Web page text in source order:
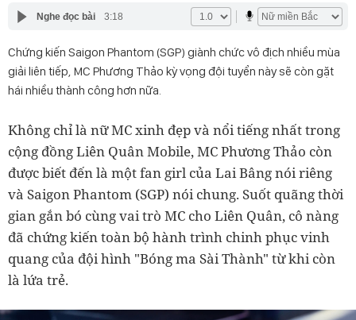
Nghe đọc bài 3:18
Chứng kiến Saigon Phantom (SGP) giành chức vô địch nhiều mùa
giải liên tiếp, MC Phương Thảo kỳ vọng đội tuyển này sẽ còn gặt
hái nhiều thành công hơn nữa.
Không chỉ là nữ MC xinh đẹp và nổi tiếng nhất trong
cộng đồng Liên Quân Mobile, MC Phương Thảo còn
được biết đến là một fan girl của Lai Bâng nói riêng
và Saigon Phantom (SGP) nói chung. Suốt quãng thời
gian gắn bó cùng vai trò MC cho Liên Quân, cô nàng
đã chứng kiến toàn bộ hành trình chinh phục vinh
quang của đội hình "Bóng ma Sài Thành" từ khi còn
là lứa trẻ.